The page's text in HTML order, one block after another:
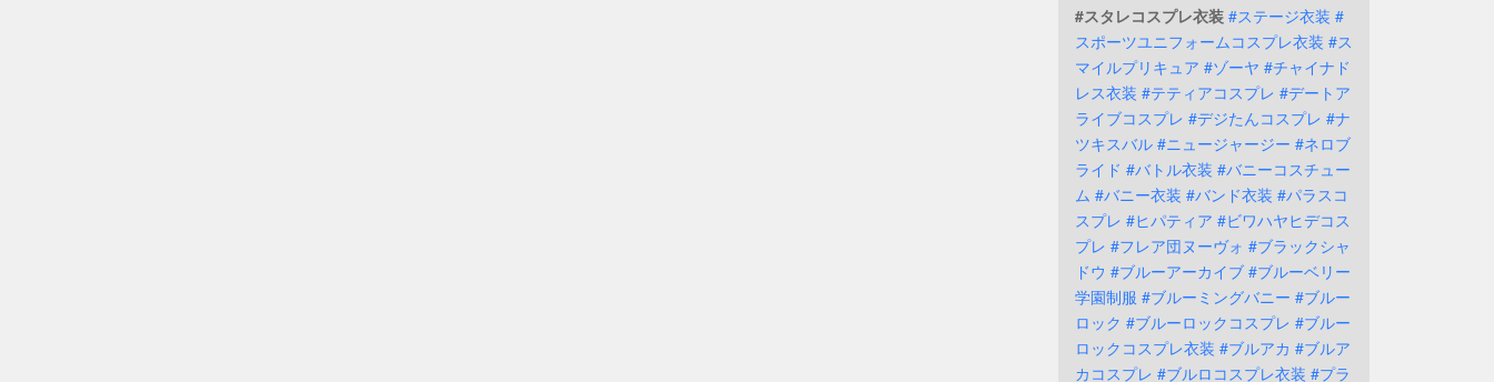
#スタレコスプレ衣装 #ステージ衣装 #
スポーツユニフォームコスプレ衣装 #ス
マイルプリキュア #ゾーヤ #チャイナド
レス衣装 #テティアコスプレ #デートア
ライブコスプレ #デジたんコスプレ #ナ
ツキスバル #ニュージャージー #ネロブ
ライド #バトル衣装 #バニーコスチュー
ム #バニー衣装 #バンド衣装 #パラスコ
スプレ #ヒパティア #ビワハヤヒデコス
プレ #フレア団ヌーヴォ #ブラックシャ
ドウ #ブルーアーカイブ #ブルーベリー
学園制服 #ブルーミングバニー #ブルー
ロック #ブルーロックコスプレ #ブルー
ロックコスプレ衣装 #ブルアカ #ブルア
カコスプレ #ブルロコスプレ衣装 #プラ